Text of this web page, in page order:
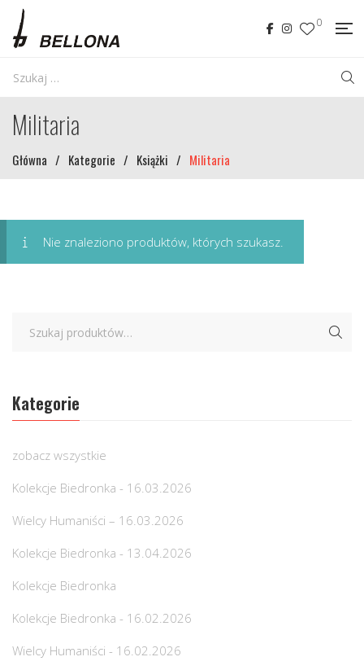
0
Militaria
Główna / Kategorie / Książki / Militaria
Nie znaleziono produktów, których szukasz.
Kategorie
zobacz wszystkie
Kolekcje Biedronka - 16.03.2026
Wielcy Humaniści – 16.03.2026
Kolekcje Biedronka - 13.04.2026
Kolekcje Biedronka
Kolekcje Biedronka - 16.02.2026
Wielcy Humaniści - 16.02.2026